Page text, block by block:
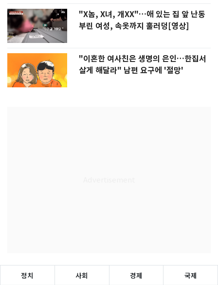
"X놈, X녀, 개XX"…애 있는 집 앞 난동
부린 여성, 속옷까지 훌러덩[영상]
"이혼한 여사친은 생명의 은인…한집서
살게 해달라" 남편 요구에 '절망'
정치 사회 경제 국제